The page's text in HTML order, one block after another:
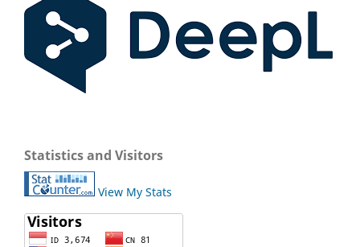
Statistics and Visitors
View My Stats